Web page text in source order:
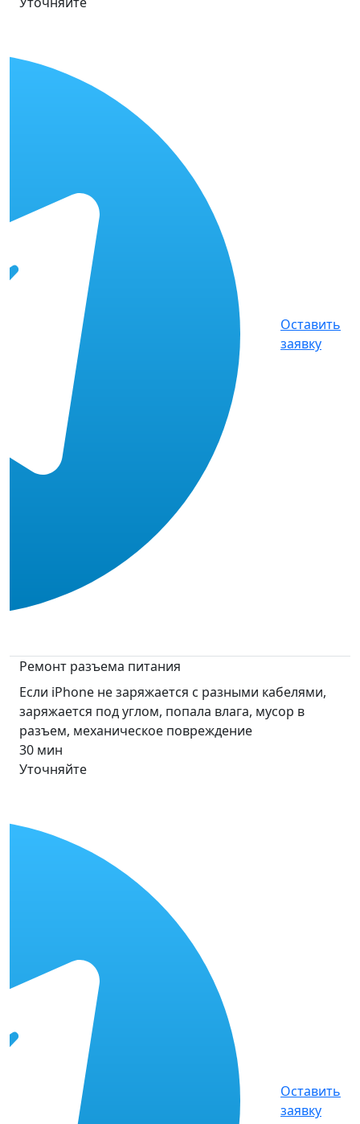
Оставить
заявку
Ремонт разъема питания
Если iPhone не заряжается с разными кабелями,
заряжается под углом, попала влага, мусор в
разъем, механическое повреждение
Уточняйте
30 мин
Оставить
заявку